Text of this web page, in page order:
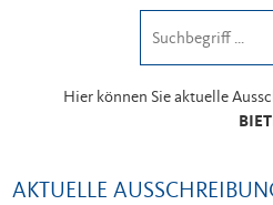
Hier können Sie aktuelle
AKTUELLE